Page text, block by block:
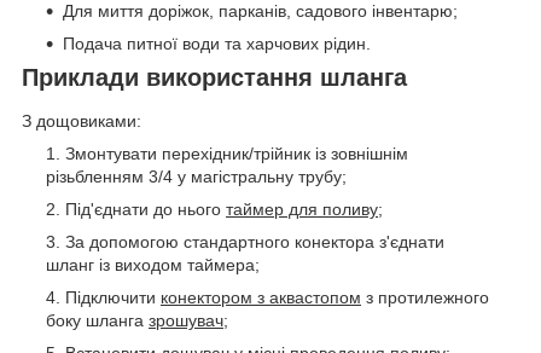
Для миття доріжок, парканів, садового інвентарю;
Подача питної води та харчових рідин.
Приклади використання шланга
З дощовиками:
Змонтувати перехідник/трійник із зовнішнім
різьбленням 3/4 у магістральну трубу;
Під'єднати до нього таймер для поливу;
За допомогою стандартного конектора з'єднати
шланг із виходом таймера;
Підключити конектором з аквастопом з протилежного
боку шланга зрошувач;